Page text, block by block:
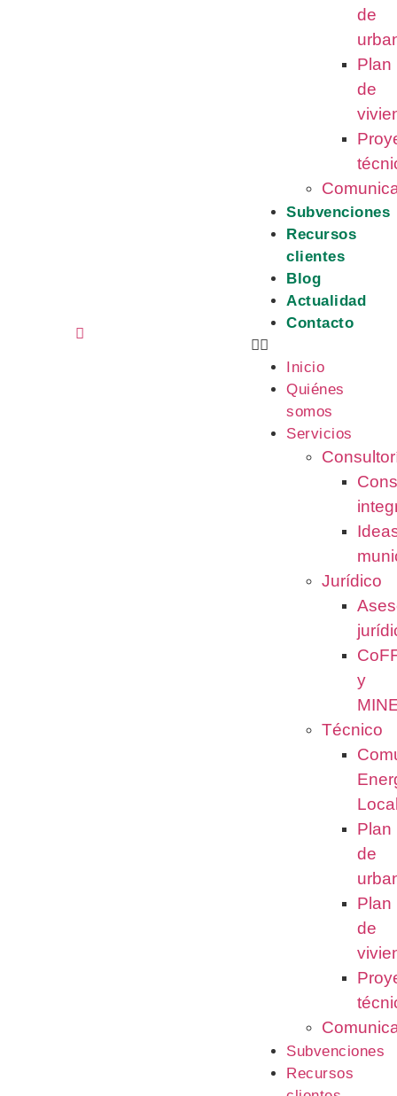
de
Plan
de
Subvenciones
Recursos
clientes
Blog
Actualidad
Contacto
Inicio
Quiénes
somos
Servicios
Jurídico
y
Técnico
Plan
de
Plan
de
Subvenciones
Recursos